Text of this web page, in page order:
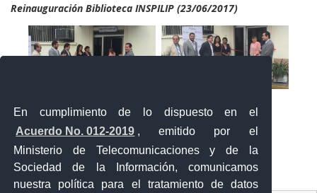
En cumplimiento de lo dispuesto en el
Acuerdo No. 012-2019 , emitido por el
Ministerio de Telecomunicaciones y de la
Sociedad de la Información, comunicamos
nuestra política para el tratamiento de datos
Reinauguración Biblioteca INSPILIP (23/06/2017)